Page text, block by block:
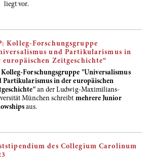
liegt vor.
Kolleg-Forschungsgruppe
und Partikularismus in
europäischen Zeitgeschichte“
Kolleg-Forschungsgruppe "Universalismus
Partikularismus in der europäischen
an der Ludwig-Maximilians-
München schreibt mehrere Junior
aus.
des Collegium Carolinum